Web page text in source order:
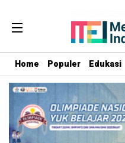
Home Populer Edukasi